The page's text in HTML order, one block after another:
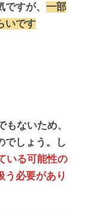
すが、 一部
いです
ないため、
でしょう。し
いる可能性の
う必要があり